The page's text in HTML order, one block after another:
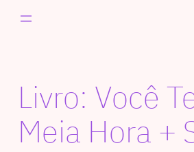
Livro: Você
Meia Hora +